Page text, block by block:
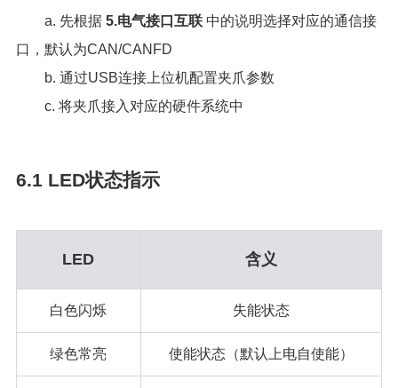
a. 先根据 5.电气接口互联中的说明选择对应的通信接
口，默认为CAN/CANFD
b. 通过USB连接上位机配置夹爪参数
c. 将夹爪接入对应的硬件系统中
6.1 LED状态指示
LED 含义
白色闪烁 失能状态
绿色常亮 使能状态（默认上电自使能）